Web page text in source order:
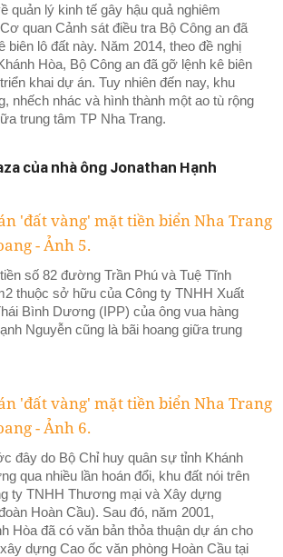
quản lý kinh tế gây hậu quả nghiêm
quan Cảnh sát điều tra Bộ Công an đã
biên lô đất này. Năm 2014, theo đề nghị
Hòa, Bộ Công an đã gỡ lệnh kê biên
khai dự án. Tuy nhiên đến nay, khu
nhếch nhác và hình thành một ao tù rộng
trung tâm TP Nha Trang.
của nhà ông Jonathan Hạnh
số 82 đường Trần Phú và Tuệ Tĩnh
thuộc sở hữu của Công ty TNHH Xuất
Bình Dương (IPP) của ông vua hàng
Nguyễn cũng là bãi hoang giữa trung
đây do Bộ Chỉ huy quân sự tỉnh Khánh
qua nhiều lần hoán đổi, khu đất nói trên
ty TNHH Thương mại và Xây dựng
Hoàn Cầu). Sau đó, năm 2001,
Hòa đã có văn bản thỏa thuận dự án cho
dựng Cao ốc văn phòng Hoàn Cầu tại